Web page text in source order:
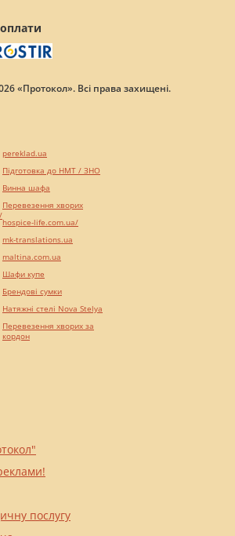
«Протокол». Всі права захищені.
послугу
pereklad.ua
Підготовка до НМТ / ЗНО
Винна шафа
Перевезення хворих
hospice-life.com.ua/
mk-translations.ua
maltina.com.ua
Шафи купе
Брендові сумки
Натяжні стелі Nova Stelya
Перевезення хворих за
кордон